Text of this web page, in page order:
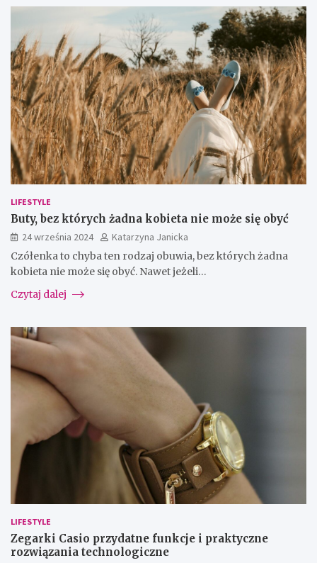
LIFESTYLE
Buty, bez których żadna kobieta nie może się obyć
24 września 2024
Katarzyna Janicka
Czółenka to chyba ten rodzaj obuwia, bez których żadna
kobieta nie może się obyć. Nawet jeżeli…
Czytaj dalej
LIFESTYLE
Zegarki Casio przydatne funkcje i praktyczne
rozwiązania technologiczne